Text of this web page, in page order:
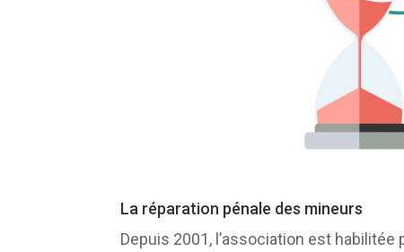
La réparation pénale des mineurs
Depuis 2001, l’association est